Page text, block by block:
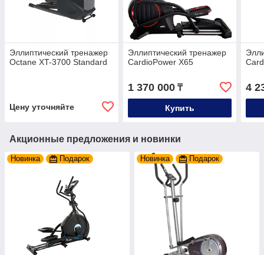
Эллиптический тренажер
Octane XT-3700 Standard
Цену уточняйте
Эллиптический тренажер
CardioPower X65
1 370 000₸
Купить
4
Акционные предложения и новинки
Новинка Подарок Новинка Подарок